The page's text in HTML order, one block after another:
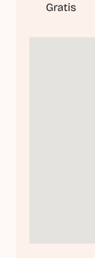
Gratis